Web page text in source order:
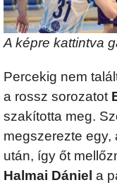
A képre kattintva
Percekig nem
a rossz sorozatot
szakította meg.
megszerezte egy,
után, így őt
Halmai Dániel a